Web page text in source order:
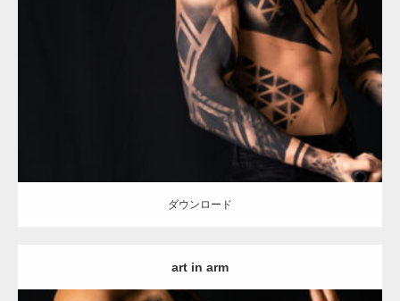
Update:2021.12.21
オレンジの人 AKIHITO(細マッチョ)
腕二頭筋
ダウンロード
art in arm